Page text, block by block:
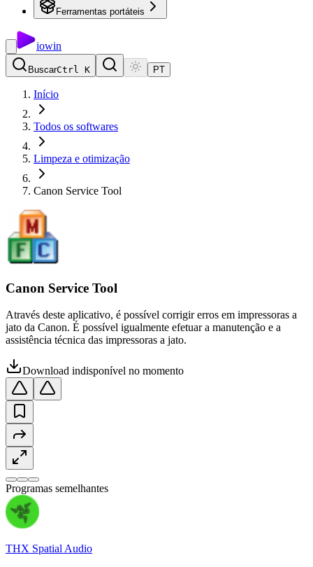
Ferramentas portáteis
iowin
BuscarCtrl K PT
Início
Todos os softwares
Limpeza e otimização
Canon Service Tool
Canon Service Tool
Através deste aplicativo, é possível corrigir erros em impressoras a
jato da Canon. É possível igualmente efetuar a manutenção e a
assistência técnica das impressoras a jato.
Download indisponível no momento
Programas semelhantes
THX Spatial Audio